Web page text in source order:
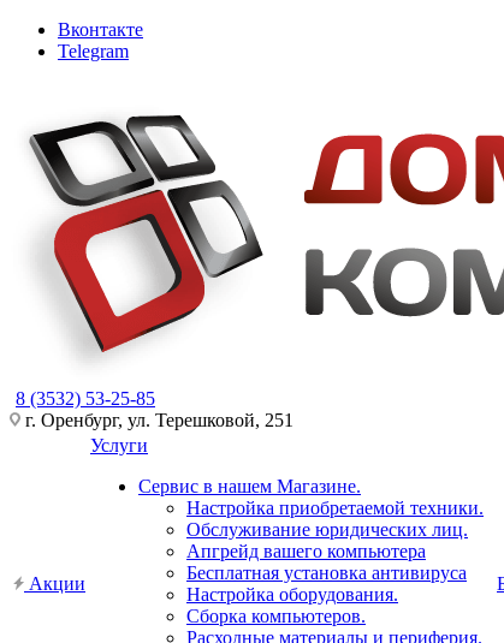
Вконтакте
Telegram
8 (3532) 53-25-85
г. Оренбург, ул. Терешковой, 251
Акции
Услуги
Сервис в нашем Магазине.
Настройка приобретаемой техники.
Обслуживание юридических лиц.
Апгрейд вашего компьютера
Бесплатная установка антивируса
Настройка оборудования.
Сборка компьютеров.
Расходные материалы и периферия.